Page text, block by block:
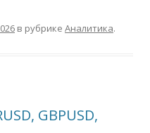
в рубрике Аналитика.
GBPUSD,